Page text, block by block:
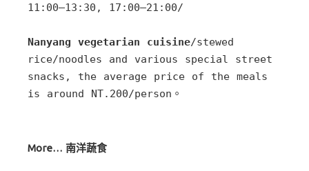
11:00–13:30, 17:00–21:00/
Nanyang vegetarian cuisine/stewed
rice/noodles and various special street
snacks, the average price of the meals
is around NT.200/person。
More… 南洋蔬食